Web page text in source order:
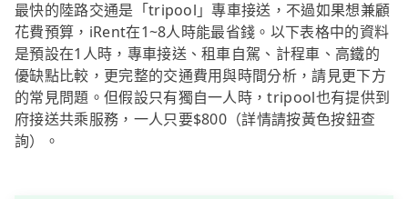
最快的陸路交通是「tripool」專車接送，不過如果想兼顧
花費預算，iRent在1~8人時能最省錢。以下表格中的資料
是預設在1人時，專車接送、租車自駕、計程車、高鐵的
優缺點比較，更完整的交通費用與時間分析，請見更下方
的常見問題。但假設只有獨自一人時，tripool也有提供到
府接送共乘服務，一人只要$800（詳情請按黃色按鈕查
詢）。